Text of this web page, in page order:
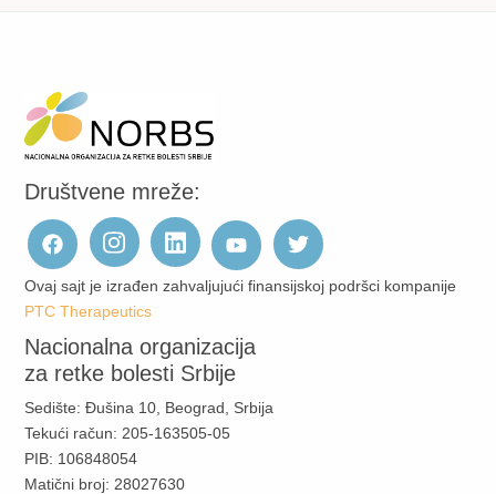
Društvene mreže:
Ovaj sajt je izrađen zahvaljujući finansijskoj podršci kompanije
PTC Therapeutics
Nacionalna organizacija
za retke bolesti Srbije
Sedište: Đušina 10, Beograd, Srbija
Tekući račun: 205-163505-05
PIB: 106848054
Matični broj: 28027630